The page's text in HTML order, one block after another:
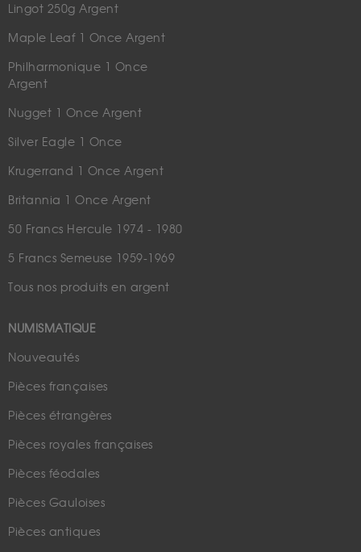
Lingot 250g Argent
Maple Leaf 1 Once Argent
Philharmonique 1 Once
Argent
Nugget 1 Once Argent
Silver Eagle 1 Once
Krugerrand 1 Once Argent
Britannia 1 Once Argent
50 Francs Hercule 1974 - 1980
5 Francs Semeuse 1959-1969
Tous nos produits en argent
NUMISMATIQUE
Nouveautés
Pièces françaises
Pièces étrangères
Pièces royales françaises
Pièces féodales
Pièces Gauloises
Pièces antiques